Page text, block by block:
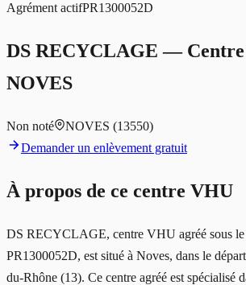
Agrément actifPR1300052D
DS RECYCLAGE — Centre
NOVES
Non noté NOVES (13550)
Demander un enlèvement gratuit
À propos de ce centre VHU
DS RECYCLAGE, centre VHU agréé sous le
PR1300052D, est situé à Noves, dans le
du-Rhône (13). Ce centre agréé est spécialisé